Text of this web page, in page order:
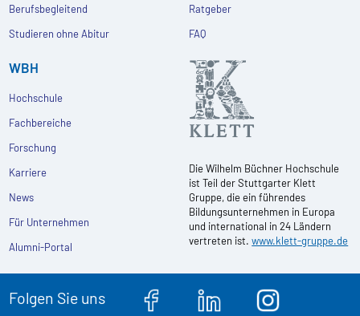
Berufsbegleitend
Studieren ohne Abitur
Ratgeber
FAQ
WBH
Hochschule
Fachbereiche
Forschung
Karriere
News
Für Unternehmen
Alumni-Portal
Die Wilhelm Büchner Hochschule
ist Teil der Stuttgarter Klett
Gruppe, die ein führendes
Bildungsunternehmen in Europa
und international in 24 Ländern
vertreten ist.www.klett-gruppe.de
Folgen Sie uns